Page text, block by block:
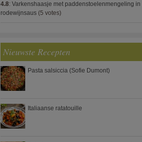
4.8: Varkenshaasje met paddenstoelenmengeling in
rodewijnsaus (5 votes)
Nieuwste Recepten
Pasta salsiccia (Sofie Dumont)
Italiaanse ratatouille